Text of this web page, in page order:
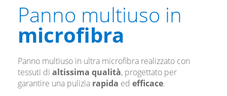
Panno multiuso in
microfibra
Panno multiuso in ultra microfibra realizzato con
tessuti di altissima qualità, progettato per
garantire una pulizia rapida ed efficace.